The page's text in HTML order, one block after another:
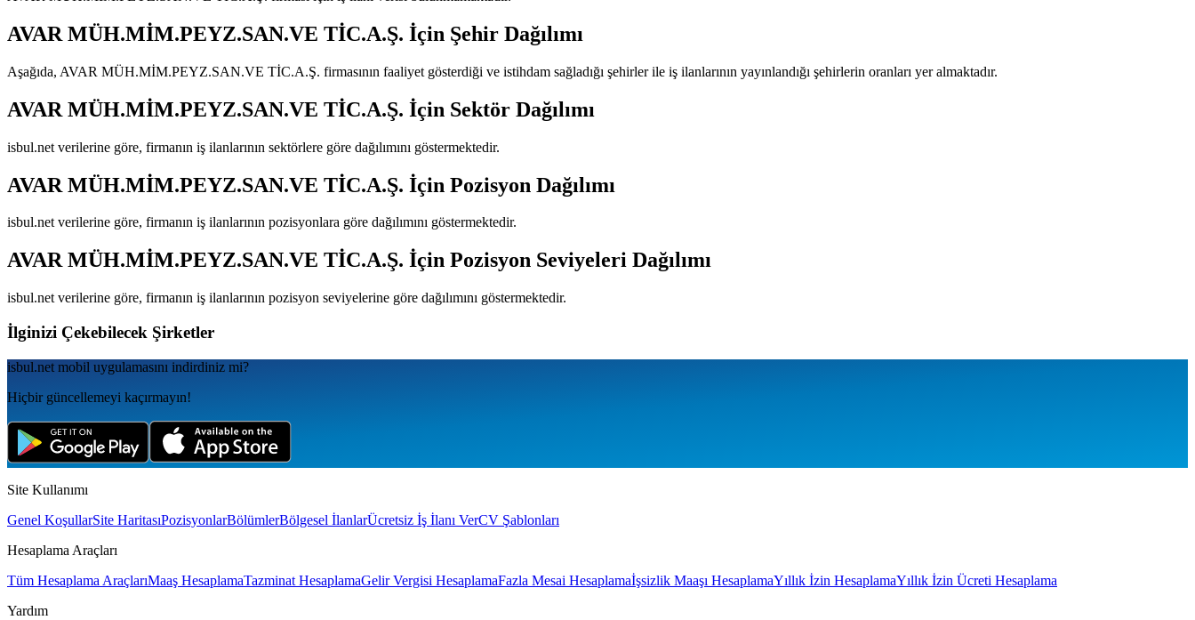
AVAR MÜH.MİM.PEYZ.SAN.VE TİC.A.Ş. İçin Şehir Dağılımı
Aşağıda, AVAR MÜH.MİM.PEYZ.SAN.VE TİC.A.Ş. firmasının faaliyet gösterdiği ve istihdam sağladığı şehirler ile iş ilanlarının yayınlandığı şehirlerin oranları yer almaktadır.
AVAR MÜH.MİM.PEYZ.SAN.VE TİC.A.Ş. İçin Sektör Dağılımı
isbul.net verilerine göre, firmanın iş ilanlarının sektörlere göre dağılımını göstermektedir.
AVAR MÜH.MİM.PEYZ.SAN.VE TİC.A.Ş. İçin Pozisyon Dağılımı
isbul.net verilerine göre, firmanın iş ilanlarının pozisyonlara göre dağılımını göstermektedir.
AVAR MÜH.MİM.PEYZ.SAN.VE TİC.A.Ş. İçin Pozisyon Seviyeleri Dağılımı
isbul.net verilerine göre, firmanın iş ilanlarının pozisyon seviyelerine göre dağılımını göstermektedir.
İlginizi Çekebilecek Şirketler
isbul.net mobil uygulamаsını indirdiniz mi?
Hiçbir güncellemeyi kaçırmayın!
Site Kullanımı
Genel KoşullarSite HaritasıPozisyonlarBölümlerBölgesel İlanlarÜcretsiz İş İlanı VerCV Şablonları
Hesaplama Araçları
Tüm Hesaplama AraçlarıMaaş HesaplamaTazminat HesaplamaGelir Vergisi HesaplamaFazla Mesai Hesaplamaİşsizlik Maaşı HesaplamaYıllık İzin HesaplamaYıllık İzin Ücreti Hesaplama
Yardım